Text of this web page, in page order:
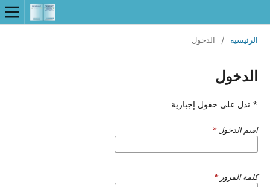
الرئيسية / الدخول
الدخول
* تدل على حقول إجبارية
اسم الدخول*
كلمة المرور*